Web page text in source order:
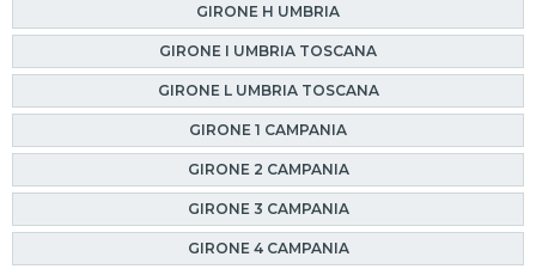
GIRONE H UMBRIA
GIRONE I UMBRIA TOSCANA
GIRONE L UMBRIA TOSCANA
GIRONE 1 CAMPANIA
GIRONE 2 CAMPANIA
GIRONE 3 CAMPANIA
GIRONE 4 CAMPANIA